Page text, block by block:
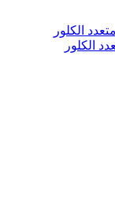
الكلور
الكلور